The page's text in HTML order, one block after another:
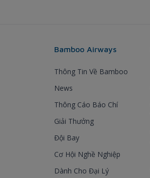
Bamboo Airways
Thông Tin Về Bamboo
News
Thông Cáo Báo Chí
Giải Thưởng
Đội Bay
Cơ Hội Nghề Nghiệp
Dành Cho Đại Lý